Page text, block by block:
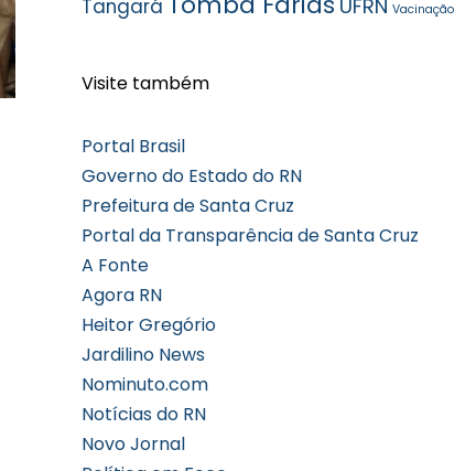
Tangará UFRN Vacinação
Visite também
Portal Brasil
Governo do Estado do RN
Prefeitura de Santa Cruz
Portal da Transparência de Santa Cruz
A Fonte
Agora RN
Heitor Gregório
Jardilino News
Nominuto.com
Notícias do RN
Novo Jornal